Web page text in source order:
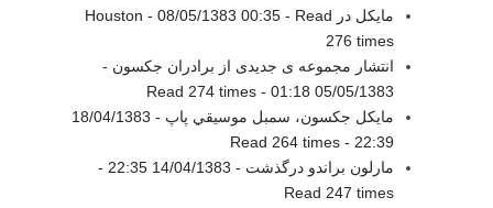
مايكل در Houston -
08/05/1383 00:35 - Read
276 times
انتشار مجموعه ی جدیدی از برادران جکسون -
05/05/1383 01:18
-
Read 274 times
مايكل جكسون، سمبل موسيقي پاپ - 18/04/1383
22:39
-
Read 264 times
مارلون براندو درگذشت - 14/04/1383 22:35
-
Read 247 times